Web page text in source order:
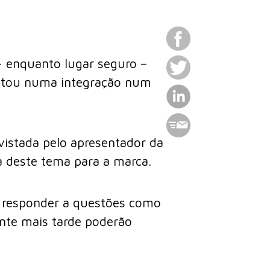
enquanto lugar seguro –
numa integração num
pelo apresentador da
tema para a marca.
a questões como
mais tarde poderão